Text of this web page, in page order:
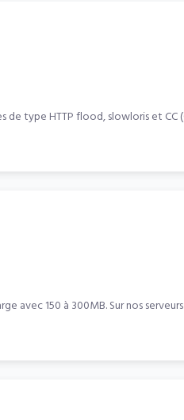
type HTTP flood, slowloris et CC
150 à 300MB. Sur nos